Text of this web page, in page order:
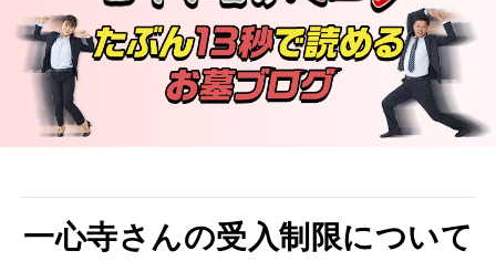
一心寺さんの受入制限について